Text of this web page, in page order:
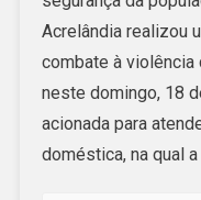
Acrelândia realizou
combate à
neste domingo, 18
acionada para
doméstica, na qual a